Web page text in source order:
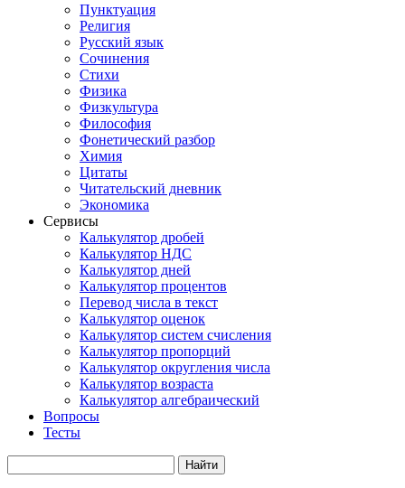
Пунктуация
Религия
Русский язык
Сочинения
Стихи
Физика
Физкультура
Философия
Фонетический разбор
Химия
Цитаты
Читательский дневник
Экономика
Сервисы
Калькулятор дробей
Калькулятор НДС
Калькулятор дней
Калькулятор процентов
Перевод числа в текст
Калькулятор оценок
Калькулятор систем счисления
Калькулятор пропорций
Калькулятор округления числа
Калькулятор возраста
Калькулятор алгебраический
Вопросы
Тесты
Найти